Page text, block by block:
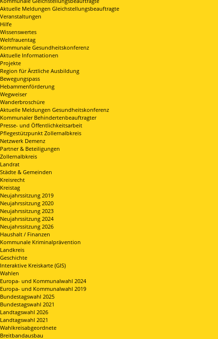
Aktuelle Meldungen Gleichstellungsbeauftragte
Veranstaltungen
Hilfe
Wissenswertes
Weltfrauentag
Kommunale Gesundheitskonferenz
Aktuelle Informationen
Projekte
Region für Ärztliche Ausbildung
Bewegungspass
Hebammenförderung
Wegweiser
Wanderbroschüre
Aktuelle Meldungen Gesundheitskonferenz
Kommunaler Behindertenbeauftragter
Presse- und Öffentlichkeitsarbeit
Pflegestützpunkt Zollernalbkreis
Netzwerk Demenz
Partner & Beteiligungen
Zollernalbkreis
Landrat
Städte & Gemeinden
Kreisrecht
Kreistag
Neujahrssitzung 2019
Neujahrssitzung 2020
Neujahrssitzung 2023
Neujahrssitzung 2024
Neujahrssitzung 2026
Haushalt / Finanzen
Kommunale Kriminalprävention
Landkreis
Geschichte
Interaktive Kreiskarte (GIS)
Wahlen
Europa- und Kommunalwahl 2024
Europa- und Kommunalwahl 2019
Bundestagswahl 2025
Bundestagswahl 2021
Landtagswahl 2026
Landtagswahl 2021
Wahlkreisabgeordnete
Breitbandausbau